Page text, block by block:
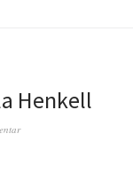
Henkell